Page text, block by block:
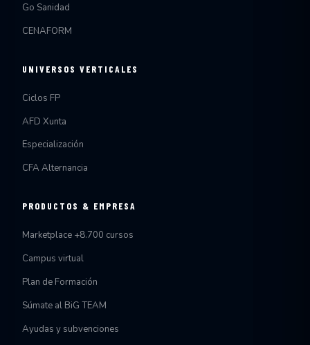
Go Sanidad
CENAFORM
UNIVERSOS VERTICALES
Ciclos FP
AFD Xunta
Especialización
CFA Alternancia
PRODUCTOS & EMPRESA
Marketplace +8.700 cursos
Campus virtual
Plan de Formación
Súmate al BiG TEAM
Ayudas y subvenciones